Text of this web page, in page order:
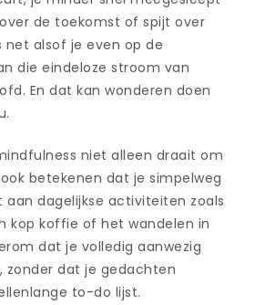
de toekomst of spijt over
net alsof je even op de
die eindeloze stroom van
En dat kan wonderen doen
niet alleen draait om
betekenen dat je simpelweg
dagelijkse activiteiten zoals
kop koffie of het wandelen in
dat je volledig aanwezig
zonder dat je gedachten
to-do lijst.